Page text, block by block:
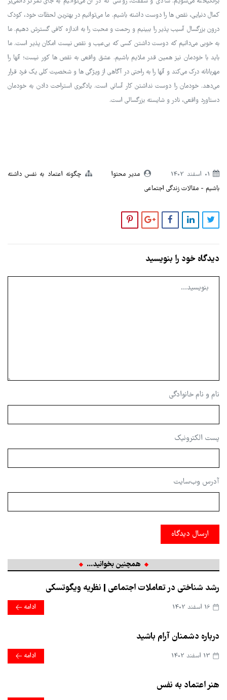
کمال دنیایی، نقص ها را دوست داشته باشیم. ما می‌توانیم در بهترین لحظات خود، کودک
درون بزرگسال آسیب پذیر را ببینیم و رحمت و محبت را به اندازه کافی گسترش دهیم. ما
به خوبی می‌دانیم که دوست داشتن کسی که بی‌عیب و نقص نیست امکان پذیر است. ما
باید با خودمان نیز همین قدر ملایم باشیم. عشق واقعی به نقص ها کور نیست؛ آنها را
مهربانانه درک می‌کند و آنها را به راحتی در آگاهی از ویژگی ها و شخصیت کلی یک فرد قرار
می‌دهد. خودمان را دوست نداشتن کار آسانی است. یادگیری استراحت دادن به خودمان
دستاورد واقعی، نادر و شایسته بزرگسالی است.
01 اسفند 1402 مدیر محتوا
چگونه اعتماد به نفس داشته
باشیم
مقالات زندگی اجتماعی
دیدگاه خود را بنویسید
نام و نام خانوادگی
پست الکترونیک
آدرس وب‌سایت
ارسال دیدگاه
همچنین بخوانید...
رشد شناختی در تعاملات اجتماعی | نظریه ویگوتسکی
ادامه
درباره دشمنان آرام باشید
ادامه
هنر اعتماد به نفس